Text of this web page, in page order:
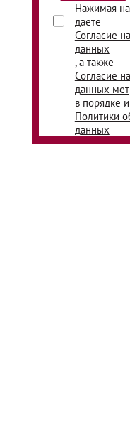
Нажимая на
даете
Согласие
данных
, а также
Согласие
данных
в порядке
Политики
данных